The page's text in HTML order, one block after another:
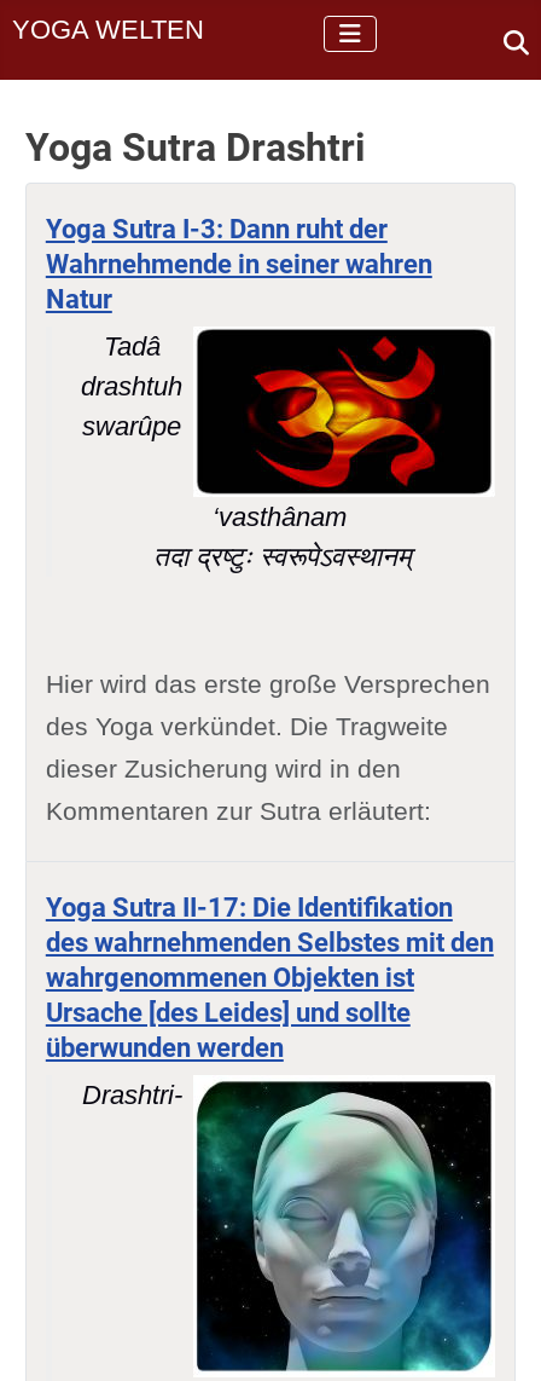
YOGA WELTEN
Yoga Sutra Drashtri
Yoga Sutra I-3: Dann ruht der
Wahrnehmende in seiner wahren
Natur
Tadâ
drashtuh
swarûpe
‘vasthânam
तदा द्रष्टुः स्वरूपेऽवस्थानम्
Hier wird das erste große Versprechen
des Yoga verkündet. Die Tragweite
dieser Zusicherung wird in den
Kommentaren zur Sutra erläutert:
Yoga Sutra II-17: Die Identifikation
des wahrnehmenden Selbstes mit den
wahrgenommenen Objekten ist
Ursache [des Leides] und sollte
überwunden werden
Drashtri-